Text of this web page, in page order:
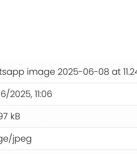
image 2025-06-08 at
2025, 11:06
kB
jpeg